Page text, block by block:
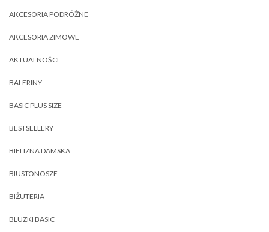
AKCESORIA PODRÓŻNE
AKCESORIA ZIMOWE
AKTUALNOŚCI
BALERINY
BASIC PLUS SIZE
BESTSELLERY
BIELIZNA DAMSKA
BIUSTONOSZE
BIŻUTERIA
BLUZKI BASIC